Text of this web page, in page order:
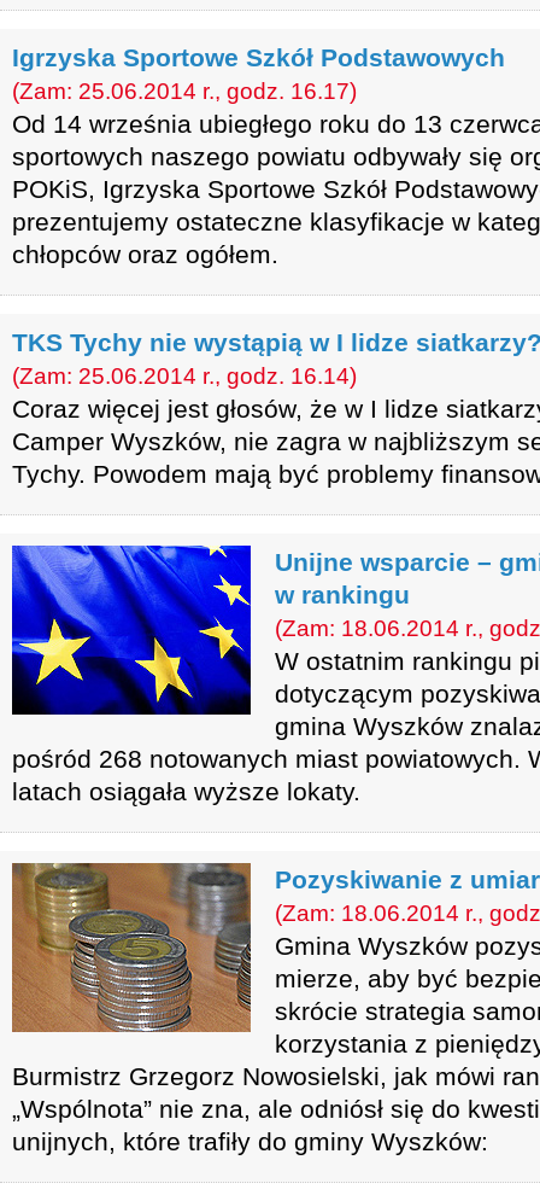
Igrzyska Sportowe Szkół Podstawowych
(Zam: 25.06.2014 r., godz. 16.17)
Od 14 września ubiegłego roku do 13
sportowych naszego powiatu odbywały się
POKiS, Igrzyska Sportowe Szkół
prezentujemy ostateczne klasyfikacje w
chłopców oraz ogółem.
TKS Tychy nie wystąpią w I lidze
(Zam: 25.06.2014 r., godz. 16.14)
Coraz więcej jest głosów, że w I lidze
Camper Wyszków, nie zagra w najbliższym
Tychy. Powodem mają być problemy
Unijne wsparcie –
w rankingu
(Zam: 18.06.2014 r.,
W ostatnim rankingu
dotyczącym
gmina Wyszków
pośród 268 notowanych miast powiatowych.
latach osiągała wyższe lokaty.
Pozyskiwanie z
(Zam: 18.06.2014 r.,
Gmina Wyszków
mierze, aby być
skrócie strategia
korzystania z
Burmistrz Grzegorz Nowosielski, jak mówi
„Wspólnota” nie zna, ale odniósł się do
unijnych, które trafiły do gminy Wyszków: